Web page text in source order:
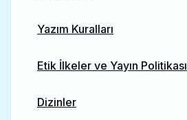
Yazım Kuralları
Etik İlkeler ve Yayın Politikası
Dizinler